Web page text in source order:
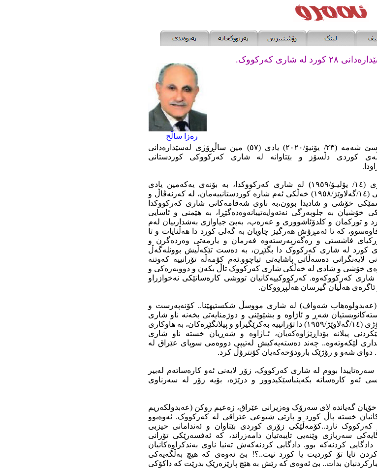
لە شاری کەرکووک.
رەزا ساڵح
رۆژی سێ شەمە (٢٣/ یۆنیۆ/٢٠٢٠) یادی (٥٧) مین ساڵڕۆژی لەسێدارەدانی
کوردی دڵسۆز و بێتاوانە لە شاری کەرکووکی کوردستانی
لە رۆژی (١٤/ یۆلیـۆ/١٩٥٩) لە شاری کەرکووکدا، بە بۆنەی یەکەمین یادی
شۆڕشی (١٤/گه‌لاوێژ/١٩٥٨) خەڵکی ئەم شارە کوردستانییەمان، لە کەرنەڤاڵ و
خۆشی و شادیدا بوون،بە ناوی شەقامەکانی شاری کەرکووکدا
خۆشیان بە جلوبەرگی نەتەوایەتییانەوەدەگێڕا، بە هێمنی و ئاسایی
و تورکمان و کلدۆئاشووری و عەرەب، بەبێ جیاوازی بەشدارییان لەم
کە تا ئەمڕۆش هەرگیز چاویان بە گەلی کورد دا هەڵنایات و تا
فاشستی و رەگەزپەرستەوە فەرمان و یارمەتی وەردەگرن و
کورد لە شاری کەرکووک دا بگێڕن، بە دەست تێکەڵیش بوونلەگەڵ
دەسەڵاتی پاشایەتی تیاچوو.ئەم کۆمەڵە تۆرانییە کەوتنە
ئەوەی خۆشی و شادی لە خەڵکی شاری کەرکووک تاڵ بکەن و دووبەرەکی و
شاری کەرکووکەوە. کەرکووکییەکانیان تووشی کارەساتێکی نەخوازراو
ئاگرەی هەڵیان گیرسان هەڵپڕووکان.
شه‌واف) لە شاری مووسڵ شکستیهێنا.. کۆنەپەرست و
شەڕ و ئاژاوە و بشێوێنی و دوژمنایەتی بخەنە ناو شاری
کەرکووکی کوردستانییەوە. لە ئەوەبوو لە رۆژی (١٤/گه‌لاوێژ/١٩٥٩) دا تۆرانییە بەکرێگیراو و پیلانگێڕەکان، بە هاوکاری
پیلانە بۆداڕێژاوەکەیان، ئـاژاوە و شەڕیان خستە ناو شاری
لێکەوتەوە.. چەند دەستەیەکیش لەتیپی دووەمی سوپای عێراق لە
دوای شەو و رۆژێک بارودۆخەکەیان کۆنترۆڵ کرد.
بووم لە شاری کەرکووک، زۆر لایەنی ئەو کارەساتەم لەبیر
ئەو کارەساتە بکەینباسێکیدوور و درێژە، بۆیە زۆر لە سەرناوی
خۆیان گەیاندە لای سەرۆک وەزیرانی عێراق، زەعیم روکن (عه‌بدولكه‌ریم
خستە پاڵ کورد و پارتی شیوعی عێراقی لە کەرکووک. ئەوەبوو
نارد..کۆمەڵێکی زۆری کوردی بێتاوان و ئەندامانی حیزبی
سەربازی وێنەیی تایبەتیان دامەزراند، کە ئەفسەرێکی تۆرانی
کردنەکە بوو. دادگایی کردنەکەش تەنیا ناوی بەندکراوەکانیان
ئایا تۆ کوردیت یا کورد نیت..؟! بێ ئەوەی کە هیچ بەڵگەیەکی
بدات.. بێ ئەوەی کە رێش بە هێچ پارێزەرێک بدرێت کە داکۆکی